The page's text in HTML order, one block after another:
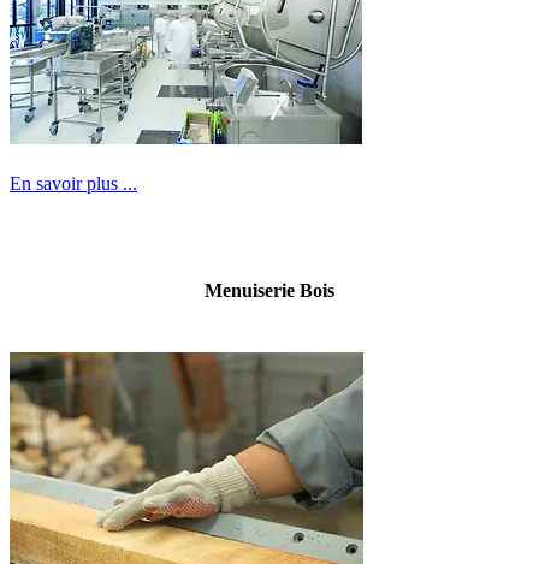
En savoir plus ...
Menuiserie Bois